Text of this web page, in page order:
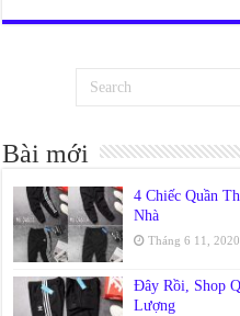
Bài mới
4 Chiếc Quần
Nhà
Tháng 6 11, 2020
Đây Rồi, Shop
Lượng